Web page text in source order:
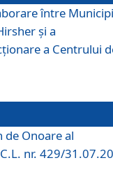
între
și a
a Centrului
de Onoare al
nr. 429/